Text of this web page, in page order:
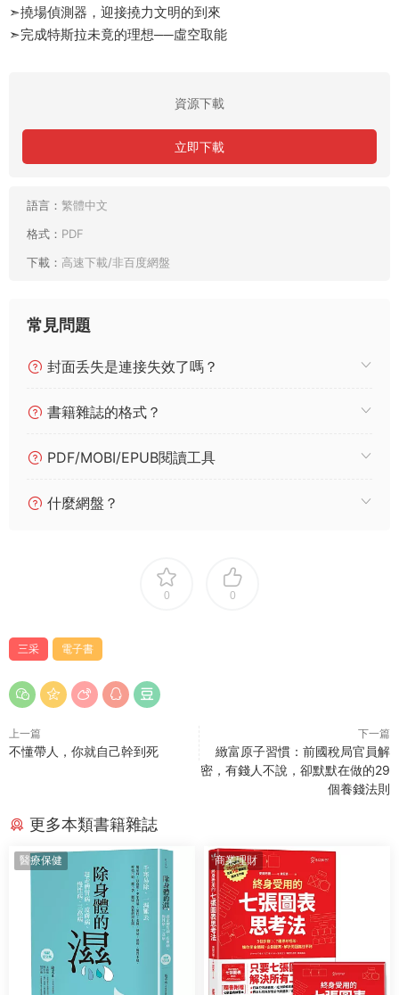
➣撓場偵測器，迎接撓力文明的到來
➣完成特斯拉未竟的理想──虛空取能
資源下載
立即下載
語言： 繁體中文
格式： PDF
下載： 高速下載/非百度網盤
常見問題
封面丢失是連接失效了嗎？
書籍雜誌的格式？
PDF/MOBI/EPUB閱讀工具
什麼網盤？
0 0
三采 電子書
上一篇
不懂帶人，你就自己幹到死
下一篇
緻富原子習慣：前國稅局官員解
密，有錢人不說，卻默默在做的29
個養錢法則
更多本類書籍雜誌
醫療保健 商業理財